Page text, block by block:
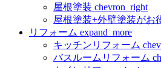
屋根塗装 chevron_right
屋根塗装+外壁塗装がお
リフォーム expand_more
キッチンリフォーム
バスルームリフォーム